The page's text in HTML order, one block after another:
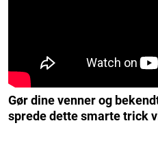
Gør dine venner og
sprede dette smarte trick